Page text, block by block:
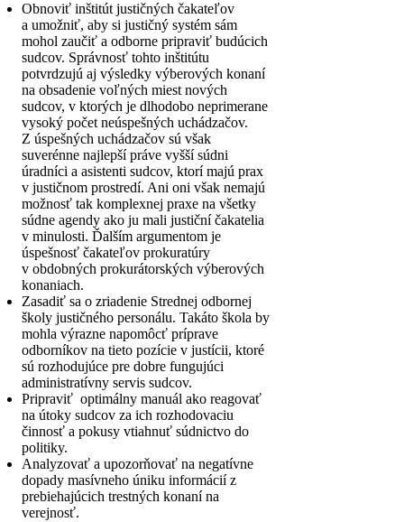
Obnoviť inštitút justičných čakateľov
a umožniť, aby si justičný systém sám
mohol zaučiť a odborne pripraviť budúcich
sudcov. Správnosť tohto inštitútu
potvrdzujú aj výsledky výberových konaní
na obsadenie voľných miest nových
sudcov, v ktorých je dlhodobo neprimerane
vysoký počet neúspešných uchádzačov.
Z úspešných uchádzačov sú však
suverénne najlepší práve vyšší súdni
úradníci a asistenti sudcov, ktorí majú prax
v justičnom prostredí. Ani oni však nemajú
možnosť tak komplexnej praxe na všetky
súdne agendy ako ju mali justiční čakatelia
v minulosti. Ďalším argumentom je
úspešnosť čakateľov prokuratúry
v obdobných prokurátorských výberových
konaniach.
Zasadiť sa o zriadenie Strednej odbornej
školy justičného personálu. Takáto škola by
mohla výrazne napomôcť príprave
odborníkov na tieto pozície v justícii, ktoré
sú rozhodujúce pre dobre fungujúci
administratívny servis sudcov.
Pripraviť optimálny manuál ako reagovať
na útoky sudcov za ich rozhodovaciu
činnosť a pokusy vtiahnuť súdnictvo do
politiky.
Analyzovať a upozorňovať na negatívne
dopady masívneho úniku informácií z
prebiehajúcich trestných konaní na
verejnosť.